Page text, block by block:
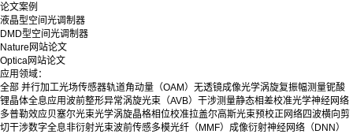
论文案例
液晶型空间光调制器
DMD型空间光调制器
Nature网站论文
Optica网站论文
应用领域：
全部 并行加工光场传感器轨道角动量（OAM） 无透镜成像光学涡旋复振幅测量铌酸
锂晶体全息应用波前整形异常涡旋光束（AVB） 干涉测量静态相差校准光学神经网络
多普勒效应贝塞尔光束光学涡旋晶格相位校准拉盖尔高斯光束预校正网络四波横向剪
切干涉数字全息非衍射光束波前传感多模光纤（MMF）成像衍射神经网络（DNN）